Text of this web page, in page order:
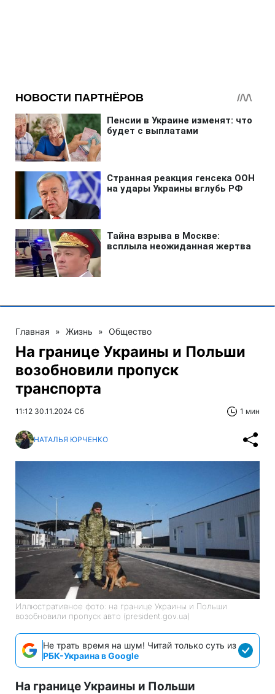
Главная » Жизнь » Общество
На границе Украины и Польши
возобновили пропуск
транспорта
11:12 30.11.2024 Сб 1 мин
НАТАЛЬЯ ЮРЧЕНКО
Иллюстративное фото: на границе Украины и Польши
возобновили пропуск авто (president.gov.ua)
Не трать время на шум! Читай только суть из
РБК-Украина в Google
На границе Украины и Польши